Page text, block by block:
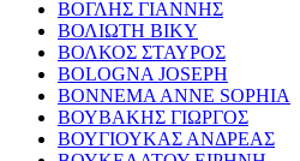
ΒΟΓΛΗΣ ΓΙΑΝΝΗΣ
ΒΟΛΙΩΤΗ ΒΙΚΥ
ΒΟΛΚΟΣ ΣΤΑΥΡΟΣ
BOLOGNA JOSEPH
BONNEMA ANNE SOPHIA
ΒΟΥΒΑΚΗΣ ΓΙΩΡΓΟΣ
ΒΟΥΓΙΟΥΚΑΣ ΑΝΔΡΕΑΣ